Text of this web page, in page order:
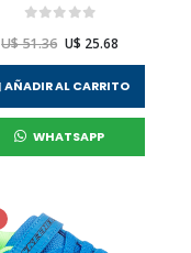
U$ 51.36 U$ 25.68
AÑADIR AL CARRITO
WHATSAPP